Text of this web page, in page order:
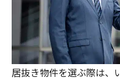
居抜き物件を選ぶ際は、